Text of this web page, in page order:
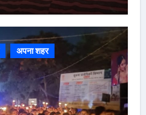
अपना शहर